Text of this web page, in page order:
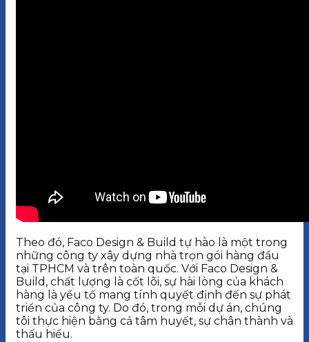
Theo đó, Faco Design & Build tự hào là một trong
những công ty xây dựng nhà trọn gói hàng đầu
tại TPHCM và trên toàn quốc. Với Faco Design &
Build, chất lượng là cốt lõi, sự hài lòng của khách
hàng là yếu tố mang tính quyết định đến sự phát
triển của công ty. Do đó, trong mỗi dự án, chúng
tôi thực hiện bằng cả tâm huyết, sự chân thành và
thấu hiểu.